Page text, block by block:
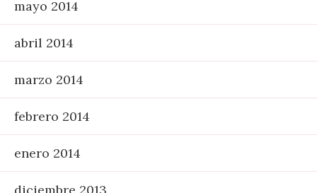
mayo 2014
abril 2014
marzo 2014
febrero 2014
enero 2014